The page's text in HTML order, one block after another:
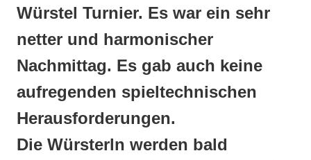
Würstel Turnier. Es war ein sehr
netter und harmonischer
Nachmittag. Es gab auch keine
aufregenden spieltechnischen
Herausforderungen.
Die Würsterln werden bald